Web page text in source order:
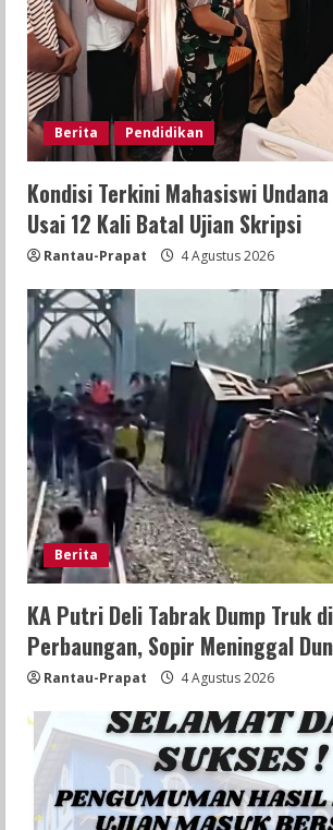
Berita Pendidikan
Kondisi Terkini Mahasiswi
Usai 12 Kali Batal Ujian Skripsi
Rantau-Prapat 4 Agustus 2026
Berita
KA Putri Deli Tabrak Dump Truk
Perbaungan, Sopir Meninggal
Rantau-Prapat 4 Agustus 2026